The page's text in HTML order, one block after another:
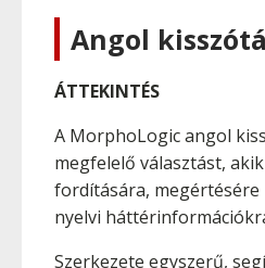
Angol
ÁTTEKINTÉS
A MorphoLogic angol
megfelelő választást,
fordítására,
nyelvi
Szerkezete egyszerű,